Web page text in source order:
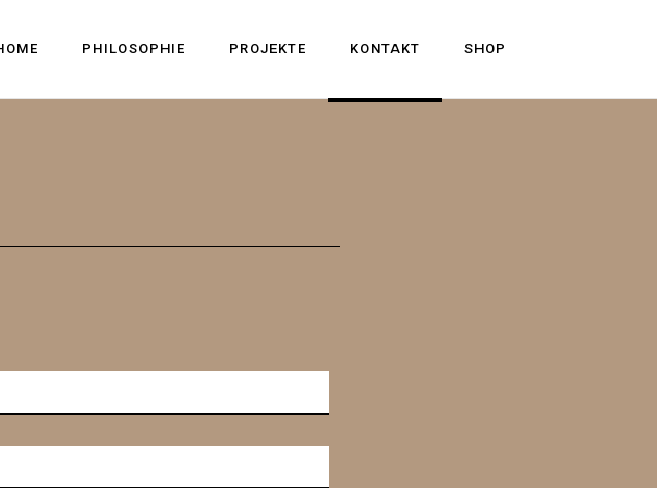
PHILOSOPHIE PROJEKTE KONTAKT SHOP